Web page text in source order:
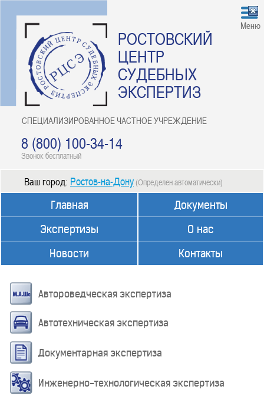
РОСТОВСКИЙ
ЦЕНТР
СУДЕБНЫХ
ЭКСПЕРТИЗ
СПЕЦИАЛИЗИРОВАННОЕ ЧАСТНОЕ УЧРЕЖДЕНИЕ
8 (800) 100-34-14
Звонок бесплатный
Меню
Ваш город: Ростов-на-Дону (Определен автоматически)
Главная
Экспертизы
Новости
Документы
О нас
Контакты
Автороведческая экспертиза
Автотехническая экспертиза
Документарная экспертиза
Инженерно-технологическая экспертиза